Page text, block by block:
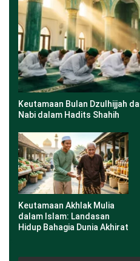
Keutamaan Bulan Dzulhijjah
Nabi dalam Hadits Shahih
Keutamaan Akhlak Mulia
dalam Islam: Landasan
Hidup Bahagia Dunia Akhirat